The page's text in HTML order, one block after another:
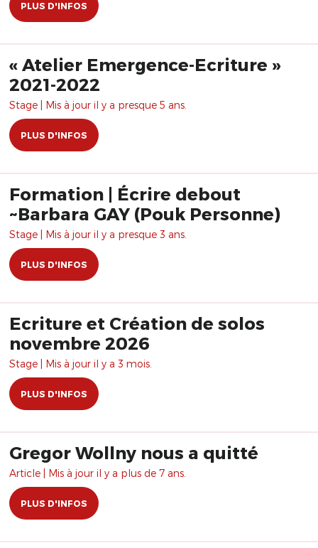
PLUS D'INFOS
« Atelier Emergence-Ecriture »
2021-2022
Stage | Mis à jour il y a presque 5 ans.
PLUS D'INFOS
Formation | Écrire debout
~Barbara GAY (Pouk Personne)
Stage | Mis à jour il y a presque 3 ans.
PLUS D'INFOS
Ecriture et Création de solos
novembre 2026
Stage | Mis à jour il y a 3 mois.
PLUS D'INFOS
Gregor Wollny nous a quitté
Article | Mis à jour il y a plus de 7 ans.
PLUS D'INFOS